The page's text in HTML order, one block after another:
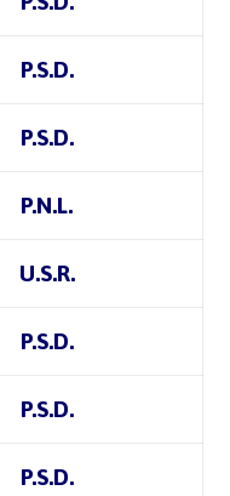
P.S.D.
P.S.D.
P.N.L.
U.S.R.
P.S.D.
P.S.D.
P.S.D.